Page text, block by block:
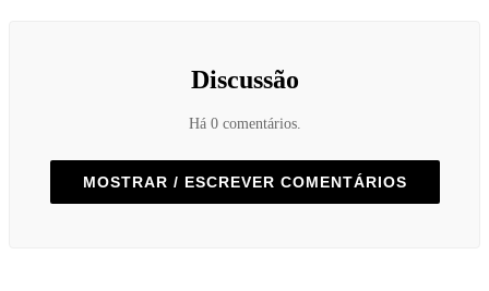
Discussão
Há 0 comentários.
MOSTRAR / ESCREVER COMENTÁRIOS